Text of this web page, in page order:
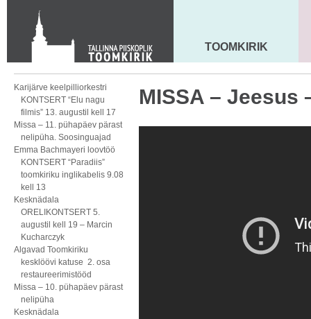
KONTAKT
Toom-Kooli 6, 10130 TALLINN
tallinna.toom@eelk.ee
MAARJA KIRIK
TOOMKIRIK
Karijärve keelpilliorkestri
KONTSERT “Elu nagu
filmis” 13. augustil kell 17
Missa – 11. pühapäev pärast
nelipüha. Soosinguajad
Emma Bachmayeri loovtöö
KONTSERT “Paradiis”
toomkiriku inglikabelis 9.08
kell 13
Kesknädala
ORELIKONTSERT 5.
augustil kell 19 – Marcin
Kucharczyk
Algavad Toomkiriku
kesklöövi katuse 2. osa
restaureerimistööd
Missa – 10. pühapäev pärast
nelipüha
Kesknädala
MISSA – Jeesus